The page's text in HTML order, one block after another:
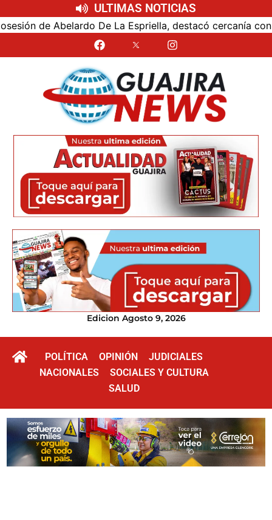
ULTIMAS NOTICIAS
de Abelardo De La Espriella, destacó cercanía con el
Edicion Agosto 9, 2026
POLÍTICA OPINIÓN
JUDICIALES
NACIONALES
SOCIALES Y CULTURA
SALUD